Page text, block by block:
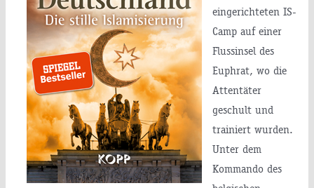
eingerichteten IS-
Camp auf einer
Flussinsel des
Euphrat, wo die
Attentäter
geschult und
trainiert wurden.
Unter dem
Kommando des